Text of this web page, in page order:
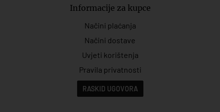
Informacije za kupce
Načini plaćanja
Načini dostave
Uvjeti korištenja
Pravila privatnosti
RASKID UGOVORA